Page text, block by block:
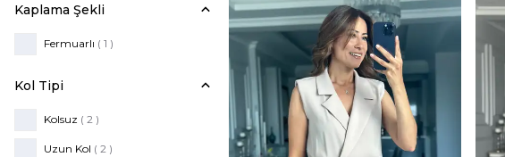
Kaplama Şekli
Fermuarlı ( 1 )
Kol Tipi
Kolsuz ( 2 )
Uzun Kol ( 2 )